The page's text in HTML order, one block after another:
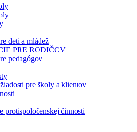
deti a mládež
PRE RODIČOV
pedagógov
pre školy a klientov
protispoločenskej činnosti